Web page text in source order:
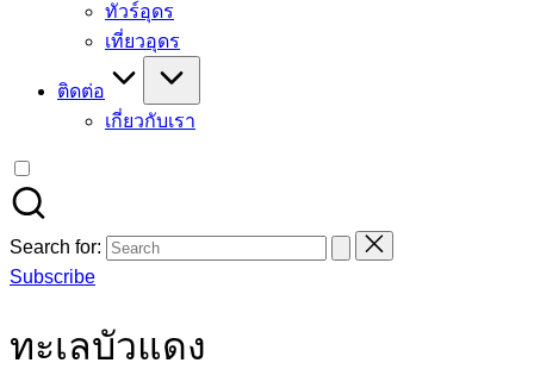
ทัวร์อุดร
เที่ยวอุดร
ติดต่อ
เกี่ยวกับเรา
Search for:
Subscribe
ทะเลบัวแดง